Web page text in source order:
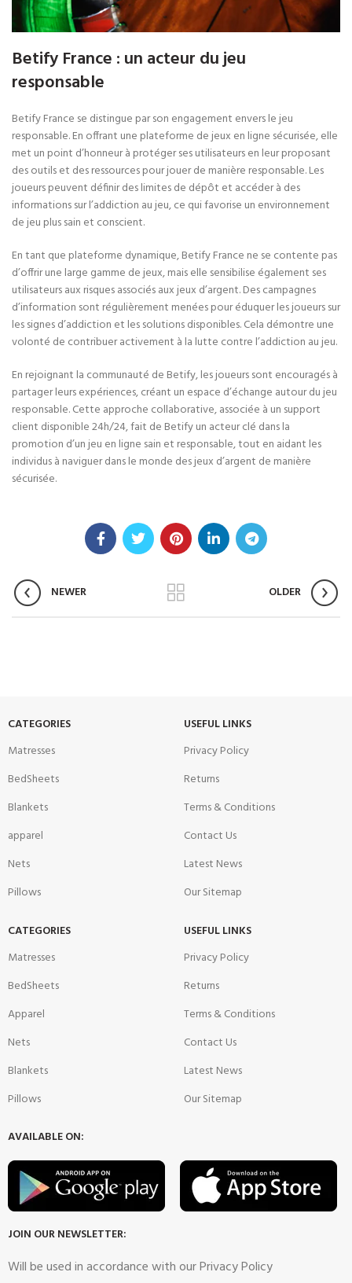
Betify France : un acteur du jeu
responsable
Betify France se distingue par son engagement envers le jeu
responsable. En offrant une plateforme de jeux en ligne sécurisée, elle
met un point d’honneur à protéger ses utilisateurs en leur proposant
des outils et des ressources pour jouer de manière responsable. Les
joueurs peuvent définir des limites de dépôt et accéder à des
informations sur l’addiction au jeu, ce qui favorise un environnement
de jeu plus sain et conscient.
En tant que plateforme dynamique, Betify France ne se contente pas
d’offrir une large gamme de jeux, mais elle sensibilise également ses
utilisateurs aux risques associés aux jeux d’argent. Des campagnes
d’information sont régulièrement menées pour éduquer les joueurs sur
les signes d’addiction et les solutions disponibles. Cela démontre une
volonté de contribuer activement à la lutte contre l’addiction au jeu.
En rejoignant la communauté de Betify, les joueurs sont encouragés à
partager leurs expériences, créant un espace d’échange autour du jeu
responsable. Cette approche collaborative, associée à un support
client disponible 24h/24, fait de Betify un acteur clé dans la
promotion d’un jeu en ligne sain et responsable, tout en aidant les
individus à naviguer dans le monde des jeux d’argent de manière
sécurisée.
NEWER OLDER
CATEGORIES
Matresses
BedSheets
Blankets
apparel
Nets
Pillows
USEFUL LINKS
Privacy Policy
Returns
Terms & Conditions
Contact Us
Latest News
Our Sitemap
CATEGORIES
Matresses
BedSheets
Apparel
Nets
Blankets
Pillows
USEFUL LINKS
Privacy Policy
Returns
Terms & Conditions
Contact Us
Latest News
Our Sitemap
AVAILABLE ON:
JOIN OUR NEWSLETTER:
Will be used in accordance with our Privacy Policy